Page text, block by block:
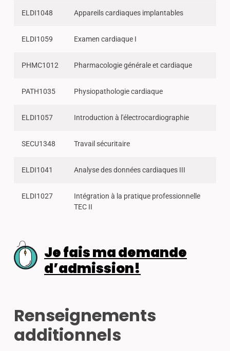
ELDI1048 Appareils cardiaques implantables
ELDI1059 Examen cardiaque I
PHMC1012 Pharmacologie générale et cardiaque
PATH1035 Physiopathologie cardiaque
ELDI1057 Introduction à l'électrocardiographie
SECU1348 Travail sécuritaire
ELDI1041 Analyse des données cardiaques III
ELDI1027
Intégration à la pratique professionnelle
TEC II
Je fais ma demande
d’admission!
Renseignements
additionnels